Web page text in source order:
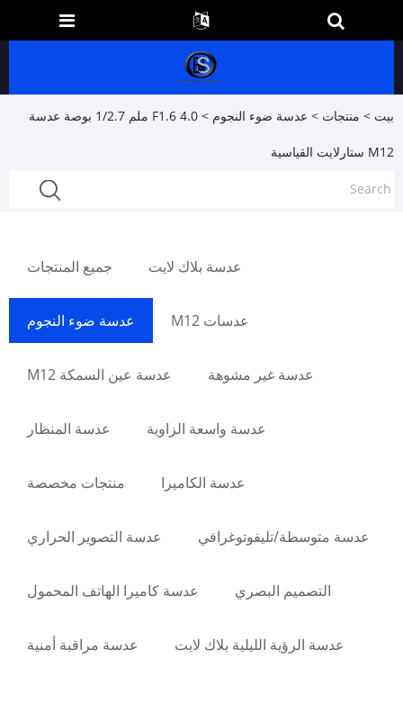
بيت > منتجات > عدسة ضوء النجوم > F1.6 4.0 ملم 1/2.7 بوصة عدسة
M12 ستارلايت القياسية
جميع المنتجات عدسة بلاك لايت
عدسة ضوء النجوم عدسات M12
عدسة عين السمكة M12 عدسة غير مشوهة
عدسة المنظار عدسة واسعة الزاوية
منتجات مخصصة عدسة الكاميرا
عدسة التصوير الحراري عدسة متوسطة/تليفوتوغرافي
عدسة كاميرا الهاتف المحمول التصميم البصري
عدسة مراقبة أمنية عدسة الرؤية الليلية بلاك لايت